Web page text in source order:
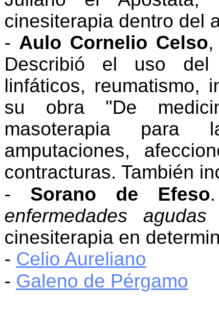
cinesiterapia dentro del
- Aulo Cornelio Celso
Describió el uso
linfáticos, reumatismo,
su obra "De
masoterapia para
amputaciones,
contracturas. También
- Sorano de Efeso
enfermedades
cinesiterapia en
- Celio Aureliano
- Galeno de Pérgamo